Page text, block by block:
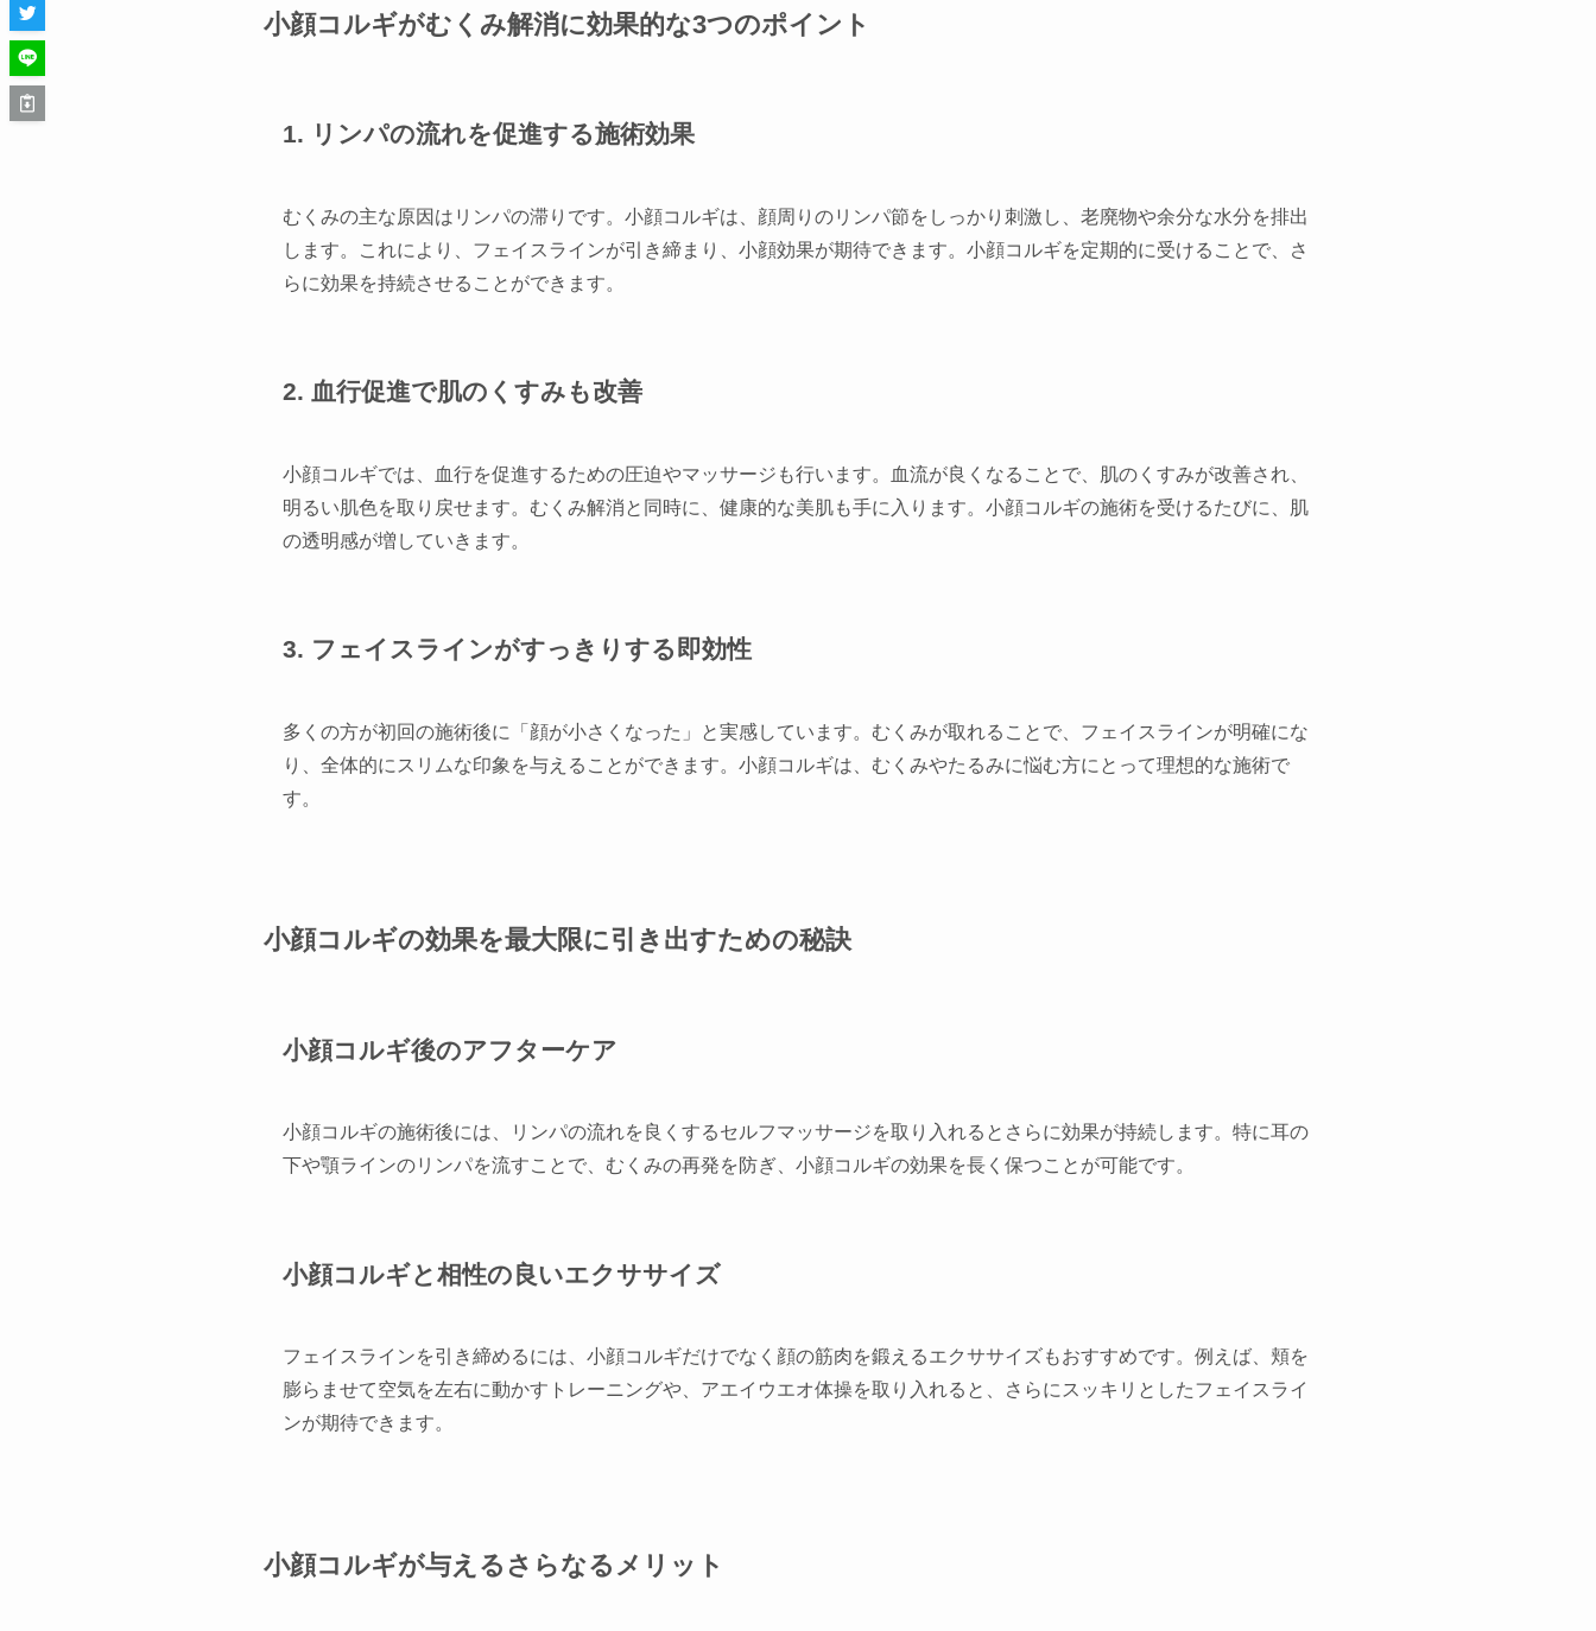
小顔コルギがむくみ解消に効果的な3つのポイント
1. リンパの流れを促進する施術効果
むくみの主な原因はリンパの滞りです。小顔コルギは、顔周りのリンパ節をしっかり刺激し、老廃物や余分な水分を排出
します。これにより、フェイスラインが引き締まり、小顔効果が期待できます。小顔コルギを定期的に受けることで、さ
らに効果を持続させることができます。
2. 血行促進で肌のくすみも改善
小顔コルギでは、血行を促進するための圧迫やマッサージも行います。血流が良くなることで、肌のくすみが改善され、
明るい肌色を取り戻せます。むくみ解消と同時に、健康的な美肌も手に入ります。小顔コルギの施術を受けるたびに、肌
の透明感が増していきます。
3. フェイスラインがすっきりする即効性
多くの方が初回の施術後に「顔が小さくなった」と実感しています。むくみが取れることで、フェイスラインが明確にな
り、全体的にスリムな印象を与えることができます。小顔コルギは、むくみやたるみに悩む方にとって理想的な施術で
す。
小顔コルギの効果を最大限に引き出すための秘訣
小顔コルギ後のアフターケア
小顔コルギの施術後には、リンパの流れを良くするセルフマッサージを取り入れるとさらに効果が持続します。特に耳の
下や顎ラインのリンパを流すことで、むくみの再発を防ぎ、小顔コルギの効果を長く保つことが可能です。
小顔コルギと相性の良いエクササイズ
フェイスラインを引き締めるには、小顔コルギだけでなく顔の筋肉を鍛えるエクササイズもおすすめです。例えば、頬を
膨らませて空気を左右に動かすトレーニングや、アエイウエオ体操を取り入れると、さらにスッキリとしたフェイスライ
ンが期待できます。
小顔コルギが与えるさらなるメリット